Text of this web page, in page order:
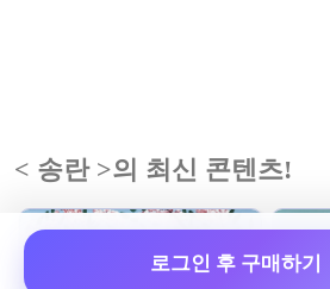
로그인 후 구매하기
< 송란 >의 최신 콘텐츠!